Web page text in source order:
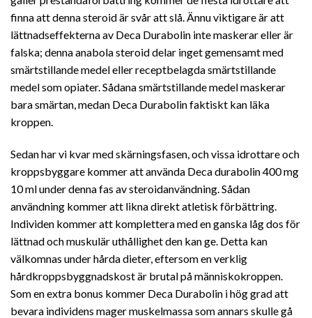
finna att denna steroid är svår att slå. Ännu viktigare är att
lättnadseffekterna av Deca Durabolin inte maskerar eller är
falska; denna anabola steroid delar inget gemensamt med
smärtstillande medel eller receptbelagda smärtstillande
medel som opiater. Sådana smärtstillande medel maskerar
bara smärtan, medan Deca Durabolin faktiskt kan läka
kroppen.
Sedan har vi kvar med skärningsfasen, och vissa idrottare och
kroppsbyggare kommer att använda Deca durabolin 400 mg
10 ml under denna fas av steroidanvändning. Sådan
användning kommer att likna direkt atletisk förbättring.
Individen kommer att komplettera med en ganska låg dos för
lättnad och muskulär uthållighet den kan ge. Detta kan
välkomnas under hårda dieter, eftersom en verklig
hårdkroppsbyggnadskost är brutal på människokroppen.
Som en extra bonus kommer Deca Durabolin i hög grad att
bevara individens mager muskelmassa som annars skulle gå